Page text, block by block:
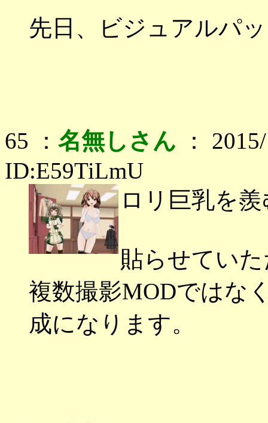
先日、ビジュアルパ
65 ： 名無しさん ：
ID:E59TiLmU
ロリ巨乳を
貼らせてい
複数撮影MODではな
成になります。